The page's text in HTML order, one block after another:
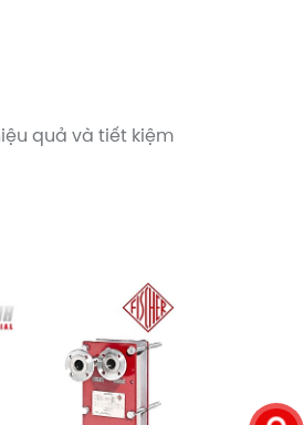
quả và tiết kiệm